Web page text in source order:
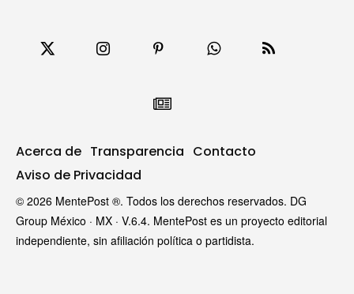
Acerca de Transparencia Contacto
Aviso de Privacidad
© 2026 MentePost ®. Todos los derechos reservados. DG
Group México · MX · V.6.4. MentePost es un proyecto editorial
independiente, sin afiliación política o partidista.